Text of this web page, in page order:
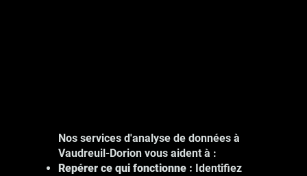
Nos services d'analyse de données à
Vaudreuil-Dorion vous aident à :
Repérer ce qui fonctionne : Identifiez